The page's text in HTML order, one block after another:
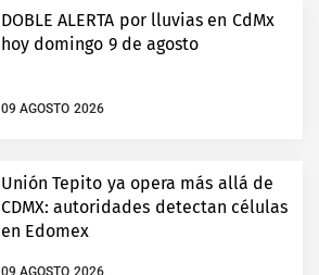
DOBLE ALERTA por lluvias en CdMx
hoy domingo 9 de agosto
09 AGOSTO 2026
Unión Tepito ya opera más allá de
CDMX: autoridades detectan células
en Edomex
09 AGOSTO 2026